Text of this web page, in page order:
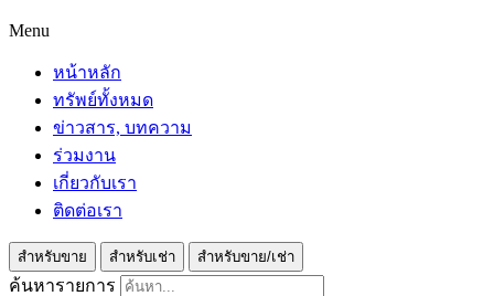
Menu
หน้าหลัก
ทรัพย์ทั้งหมด
ข่าวสาร, บทความ
ร่วมงาน
เกี่ยวกับเรา
ติดต่อเรา
สำหรับขาย สำหรับเช่า สำหรับขาย/เช่า
ค้นหารายการ